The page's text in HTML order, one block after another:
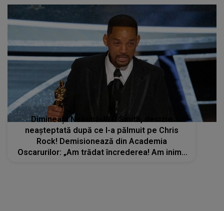
Dimineața Nebună: Will Smith, decizie
neașteptată după ce l-a pălmuit pe Chris
Rock! Demisionează din Academia
Oscarurilor: „Am trădat încrederea! Am inima